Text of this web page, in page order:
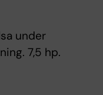
under
7,5 hp.